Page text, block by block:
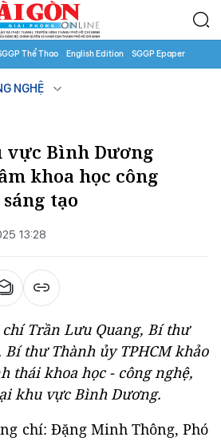
Thể Thao English Edition SGGP Epaper
NGHỆ
vực Bình Dương
khoa học công
tạo
13:28
chí Trần Lưu Quang, Bí thư
thư Thành ủy TPHCM khảo
thái khoa học - công nghệ,
khu vực Bình Dương.
chí: Đặng Minh Thông, Phó